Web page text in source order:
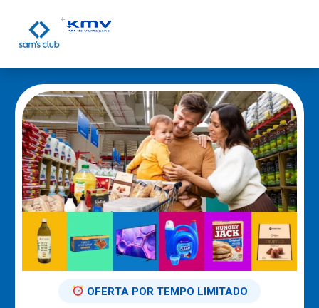
OFERTA POR TEMPO LIMITADO